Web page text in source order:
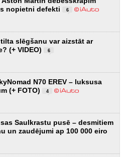
nopietni defekti
6
slēgšanu var aizstāt ar
(+ VIDEO)
6
N70 EREV – luksusa
(+ FOTO)
4
Saulkrastu pusē – desmitiem
un zaudējumi ap 100 000 eiro